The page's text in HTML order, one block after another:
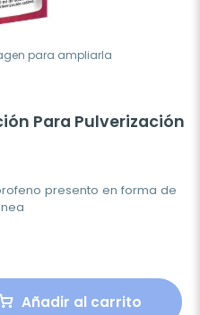
para ampliarla
Para Pulverización
presento en forma de
Añadir al carrito